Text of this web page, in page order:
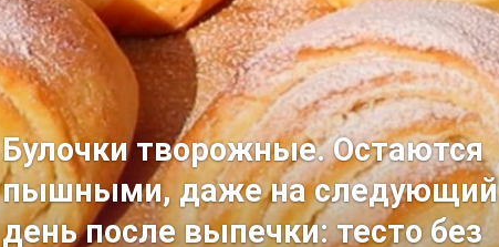
Булочки творожные. Остаются
пышными, даже на следующий
день после выпечки: тесто без